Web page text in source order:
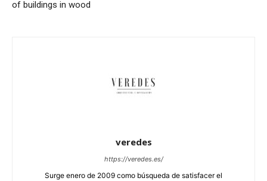
of buildings in wood
veredes
https://veredes.es/
Surge enero de 2009 como búsqueda de satisfacer el